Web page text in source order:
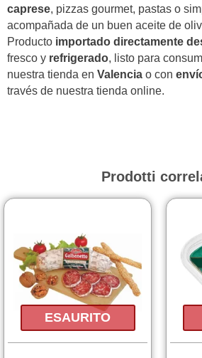
caprese, pizzas gourmet, pastas o
acompañada de un buen aceite de
Producto importado directamente
fresco y refrigerado, listo para
nuestra tienda en Valencia o con
través de nuestra tienda online.
Prodotti
ESAURITO
più
opzioni